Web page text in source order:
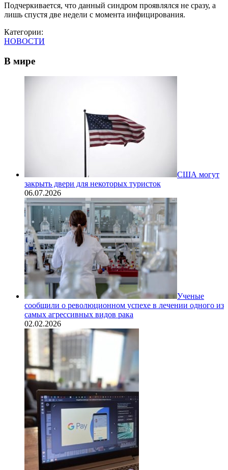
Подчеркивается, что данный синдром проявлялся не сразу, а
лишь спустя две недели с момента инфицирования.
Категории:
НОВОСТИ
В мире
США могут
закрыть двери для некоторых туристок
06.07.2026
Ученые
сообщили о революционном успехе в лечении одного из
самых агрессивных видов рака
02.02.2026